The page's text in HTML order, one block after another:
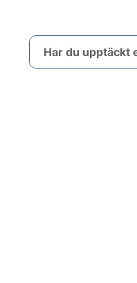
Har du upptäckt